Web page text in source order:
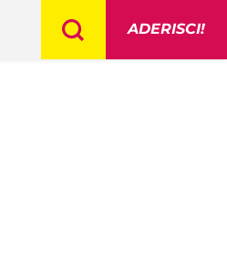
ADERISCI!